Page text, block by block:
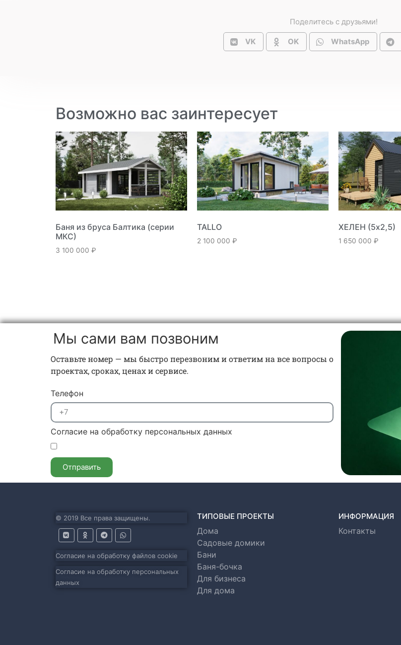
Поделитесь с друзьями!
VK OK WhatsApp
Возможно вас заинтересует
Баня из бруса Балтика (серии
МКС)
3 100 000 ₽
TALLO
2 100 000 ₽
ХЕЛЕН (5х2,5)
1 650 000 ₽
Мы сами вам позвоним
Оставьте номер — мы быстро перезвоним и ответим на все вопросы о
проектах, сроках, ценах и сервисе.
Телефон
Согласие на обработку персональных данных
Отправить
© 2019 Все права защищены.
Согласие на обработку файлов cookie
Согласие на обработку персональных
данных
ТИПОВЫЕ ПРОЕКТЫ
Дома
Садовые домики
Бани
Баня-бочка
Для бизнеса
Для дома
ИНФОРМАЦИЯ
Контакты